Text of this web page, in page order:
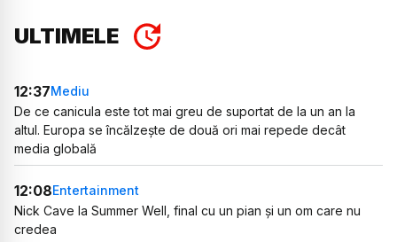
ULTIMELE
12:37Mediu
De ce canicula este tot mai greu de suportat de la un an la
altul. Europa se încălzește de două ori mai repede decât
media globală
12:08Entertainment
Nick Cave la Summer Well, final cu un pian și un om care nu
credea